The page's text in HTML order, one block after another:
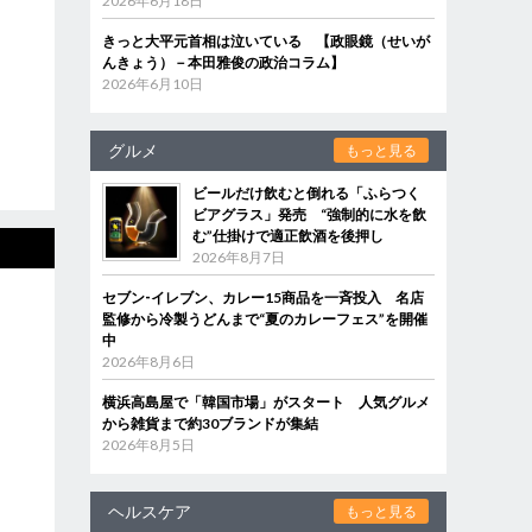
きっと大平元首相は泣いている 【政眼鏡（せいが
んきょう）－本田雅俊の政治コラム】
2026年6月10日
グルメ もっと見る
ビールだけ飲むと倒れる「ふらつく
ビアグラス」発売 “強制的に水を飲
む”仕掛けで適正飲酒を後押し
2026年8月7日
セブン‐イレブン、カレー15商品を一斉投入 名店
監修から冷製うどんまで“夏のカレーフェス”を開催
中
2026年8月6日
横浜高島屋で「韓国市場」がスタート 人気グルメ
から雑貨まで約30ブランドが集結
2026年8月5日
ヘルスケア もっと見る